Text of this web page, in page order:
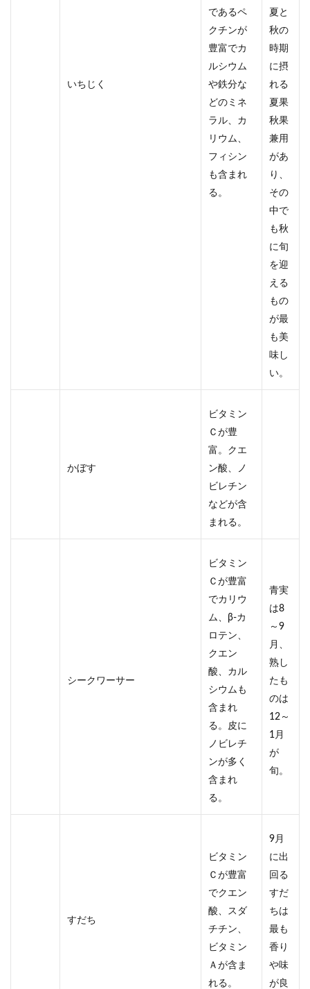
いちじく
であるペ
クチンが
豊富でカ
ルシウム
や鉄分な
どのミネ
ラル、カ
リウム、
フィシン
も含まれ
る。
夏と
秋の
時期
に摂
れる
夏果
秋果
兼用
があ
り、
その
中で
も秋
に旬
を迎
える
もの
が最
も美
味し
い。
かぼす
ビタミン
Ｃが豊
富。クエ
ン酸、ノ
ビレチン
などが含
まれる。
シークワーサー
ビタミン
Ｃが豊富
でカリウ
ム、β-カ
ロテン、
クエン
酸、カル
シウムも
含まれ
る。皮に
ノビレチ
ンが多く
含まれ
る。
青実
は8
～9
月、
熟し
たも
のは
12～
1月
が
旬。
すだち
ビタミン
Ｃが豊富
でクエン
酸、スダ
チチン、
ビタミン
Ａが含ま
れる。
9月
に出
回る
すだ
ちは
最も
香り
や味
が良